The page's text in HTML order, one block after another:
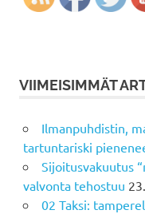
VIIMEISIMMÄT
Ilmanpuhdistin,
tartuntariski
Sijoitusvakuutus
valvonta tehostuu
02 Taksi: